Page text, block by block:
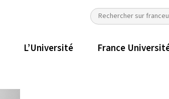
L’Université France